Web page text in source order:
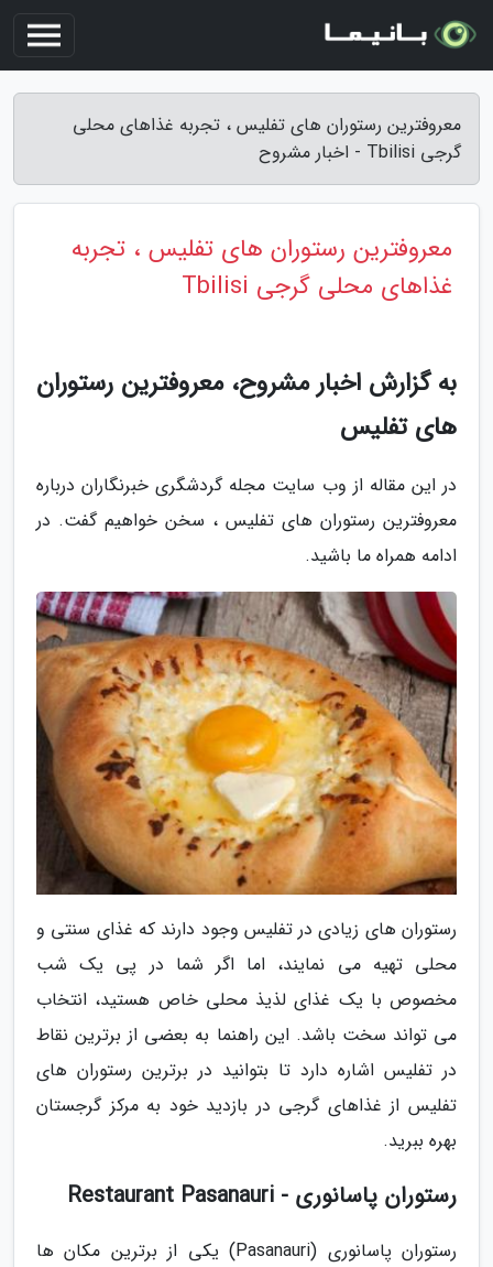
معروفترین رستوران های تفلیس ، تجربه غذاهای محلی
گرجی Tbilisi - اخبار مشروح
معروفترین رستوران های تفلیس ، تجربه
غذاهای محلی گرجی Tbilisi
به گزارش اخبار مشروح، معروفترین رستوران
های تفلیس
در این مقاله از وب سایت مجله گردشگری خبرنگاران درباره
معروفترین رستوران های تفلیس ، سخن خواهیم گفت. در
ادامه همراه ما باشید.
رستوران های زیادی در تفلیس وجود دارند که غذای سنتی و
محلی تهیه می نمایند، اما اگر شما در پی یک شب
مخصوص با یک غذای لذیذ محلی خاص هستید، انتخاب
می تواند سخت باشد. این راهنما به بعضی از برترین نقاط
در تفلیس اشاره دارد تا بتوانید در برترین رستوران های
تفلیس از غذاهای گرجی در بازدید خود به مرکز گرجستان
بهره ببرید.
رستوران پاسانوری - Restaurant Pasanauri
رستوران پاسانوری (Pasanauri) یکی از برترین مکان ها